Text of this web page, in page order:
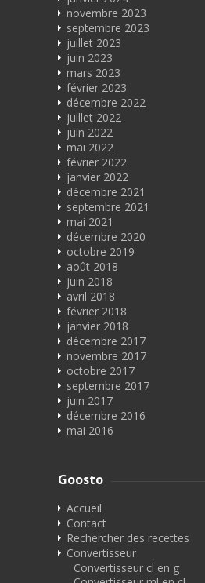
novembre 2023
septembre 2023
juillet 2023
juin 2023
mars 2023
février 2023
décembre 2022
juillet 2022
juin 2022
mai 2022
février 2022
janvier 2022
décembre 2021
septembre 2021
mai 2021
décembre 2020
octobre 2019
août 2018
juin 2018
avril 2018
février 2018
janvier 2018
décembre 2017
novembre 2017
octobre 2017
septembre 2017
juin 2017
décembre 2016
mai 2016
Goosto
Accueil
Contact
Rechercher des recettes
Convertisseur
Convertisseur cl en g